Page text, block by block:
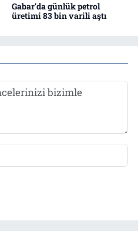
Gabar'da günlük petrol
üretimi 83 bin varili aştı